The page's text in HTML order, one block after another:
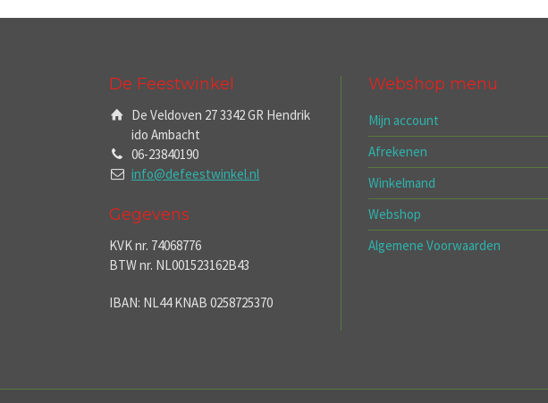
De Feestwinkel
De Veldoven 27 3342 GR Hendrik
ido Ambacht
06-23840190
info@defeestwinkel.nl
Gegevens
KVK nr. 74068776
BTW nr. NL001523162B43
IBAN: NL44 KNAB 0258725370
Webshop menu
Mijn account
Afrekenen
Winkelmand
Webshop
Algemene Voorwaarden